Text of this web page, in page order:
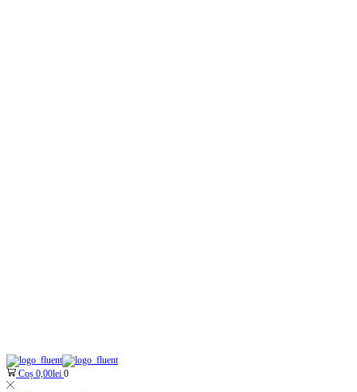
Coș 0,00lei 0